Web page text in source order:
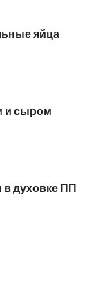
яйца
и сыром
в духовке ПП